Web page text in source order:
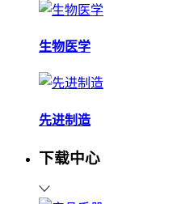
生物医学
先进制造
下载中心